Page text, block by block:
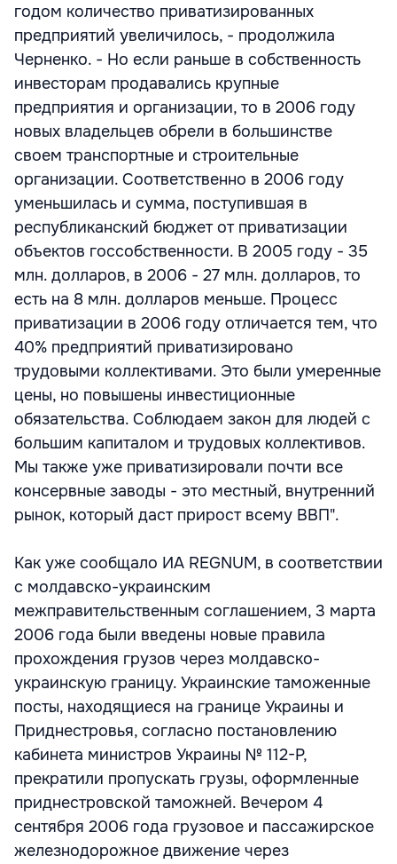
годом количество приватизированных
предприятий увеличилось, - продолжила
Черненко. - Но если раньше в собственность
инвесторам продавались крупные
предприятия и организации, то в 2006 году
новых владельцев обрели в большинстве
своем транспортные и строительные
организации. Соответственно в 2006 году
уменьшилась и сумма, поступившая в
республиканский бюджет от приватизации
объектов госсобственности. В 2005 году - 35
млн. долларов, в 2006 - 27 млн. долларов, то
есть на 8 млн. долларов меньше. Процесс
приватизации в 2006 году отличается тем, что
40% предприятий приватизировано
трудовыми коллективами. Это были умеренные
цены, но повышены инвестиционные
обязательства. Соблюдаем закон для людей с
большим капиталом и трудовых коллективов.
Мы также уже приватизировали почти все
консервные заводы - это местный, внутренний
рынок, который даст прирост всему ВВП".
Как уже сообщало ИА REGNUM, в соответствии
с молдавско-украинским
межправительственным соглашением, 3 марта
2006 года были введены новые правила
прохождения грузов через молдавско-
украинскую границу. Украинские таможенные
посты, находящиеся на границе Украины и
Приднестровья, согласно постановлению
кабинета министров Украины № 112-Р,
прекратили пропускать грузы, оформленные
приднестровской таможней. Вечером 4
сентября 2006 года грузовое и пассажирское
железнодорожное движение через